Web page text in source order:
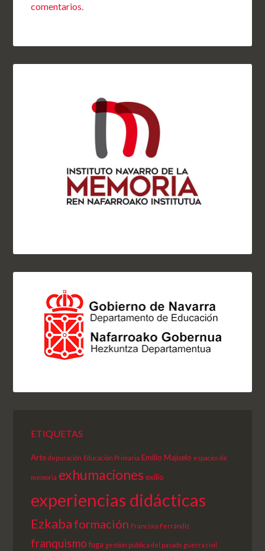
comentarios.
ETIQUETAS
Arte depuración Educación Primaria Emilio Majuelo espacios de
memoria exhumaciones exilio
experiencias didácticas
Ezkaba formación Francisco Ferrándiz
franquismo fuga gestión pública del pasado guerra civil